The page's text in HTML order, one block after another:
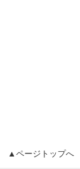
▲ページトップへ